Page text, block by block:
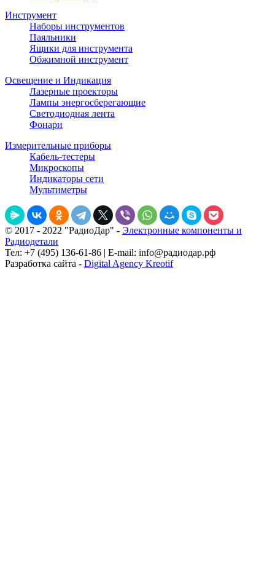
Инструмент
Наборы инструментов
Паяльники
Ящики для инструмента
Обжимной инструмент
Освещение и Индикация
Лазерные проекторы
Лампы энергосберегающие
Светодиодная лента
Фонари
Измерительные приборы
Кабель-тестеры
Микроскопы
Индикаторы сети
Мультиметры
© 2017 - 2022 "РадиоДар" - Электронные компоненты и
Радиодетали
Тел: +7 (495) 136-61-86 | E-mail: info@радиодар.рф
Разработка сайта - Digital Agency Kreotif